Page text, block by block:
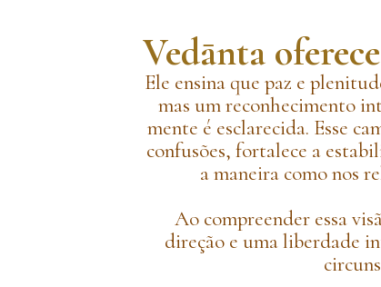
Vedānta
Ele ensina que paz e
mas um reconhecimento
mente é esclarecida. Esse
confusões, fortalece a
a maneira como nos
Ao compreender essa
direção e uma liberdade